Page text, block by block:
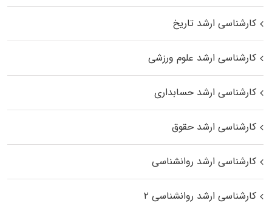
کارشناسی ارشد تاریخ
کارشناسی ارشد علوم ورزشی
کارشناسی ارشد حسابداری
کارشناسی ارشد حقوق
کارشناسی ارشد روانشناسی
کارشناسی ارشد روانشناسی ۲